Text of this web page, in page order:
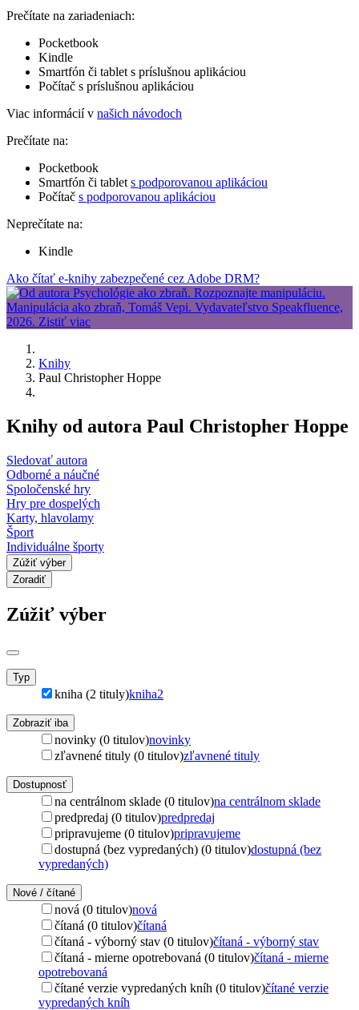
Prečítate na zariadeniach:
Pocketbook
Kindle
Smartfón či tablet s príslušnou aplikáciou
Počítač s príslušnou aplikáciou
Viac informácií v našich návodoch
Prečítate na:
Pocketbook
Smartfón či tablet s podporovanou aplikáciou
Počítač s podporovanou aplikáciou
Neprečítate na:
Kindle
Ako čítať e-knihy zabezpečené cez Adobe DRM?
Knihy
Paul Christopher Hoppe
Knihy od autora Paul Christopher Hoppe
Sledovať autora
Odborné a náučné
Spoločenské hry
Hry pre dospelých
Karty, hlavolamy
Šport
Individuálne športy
Zúžiť výber
Zoradiť
Zúžiť výber
Typ
kniha (2 tituly)kniha2
Zobraziť iba
novinky (0 titulov)novinky
zľavnené tituly (0 titulov)zľavnené tituly
Dostupnosť
na centrálnom sklade (0 titulov)na centrálnom sklade
predpredaj (0 titulov)predpredaj
pripravujeme (0 titulov)pripravujeme
dostupná (bez vypredaných) (0 titulov)dostupná (bez
vypredaných)
Nové / čítané
nová (0 titulov)nová
čítaná (0 titulov)čítaná
čítaná - výborný stav (0 titulov)čítaná - výborný stav
čítaná - mierne opotrebovaná (0 titulov)čítaná - mierne
opotrebovaná
čítané verzie vypredaných kníh (0 titulov)čítané verzie
vypredaných kníh